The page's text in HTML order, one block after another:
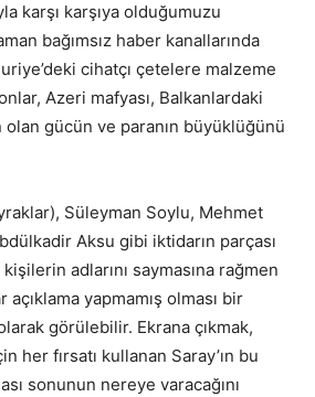
karşı karşıya olduğumuzu
bağımsız haber kanallarında
cihatçı çetelere malzeme
Azeri mafyası, Balkanlardaki
gücün ve paranın büyüklüğünü
Süleyman Soylu, Mehmet
Aksu gibi iktidarın parçası
adlarını saymasına rağmen
açıklama yapmamış olması bir
görülebilir. Ekrana çıkmak,
her fırsatı kullanan Saray’ın bu
sonunun nereye varacağını